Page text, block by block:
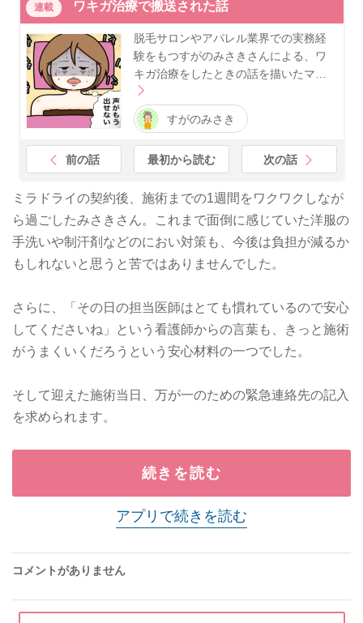
連載 ワキガ治療で搬送された話
脱毛サロンやアパレル業界での実務経
験をもつすがのみさきさんによる、ワ
キガ治療をしたときの話を描いたマ…
すがのみさき
前の話 最初から読む 次の話
ミラドライの契約後、施術までの1週間をワクワクしなが
ら過ごしたみさきさん。これまで面倒に感じていた洋服の
手洗いや制汗剤などのにおい対策も、今後は負担が減るか
もしれないと思うと苦ではありませんでした。
さらに、「その日の担当医師はとても慣れているので安心
してくださいね」という看護師からの言葉も、きっと施術
がうまくいくだろうという安心材料の一つでした。
そして迎えた施術当日、万が一のための緊急連絡先の記入
を求められます。
続きを読む
アプリで続きを読む
コメントがありません